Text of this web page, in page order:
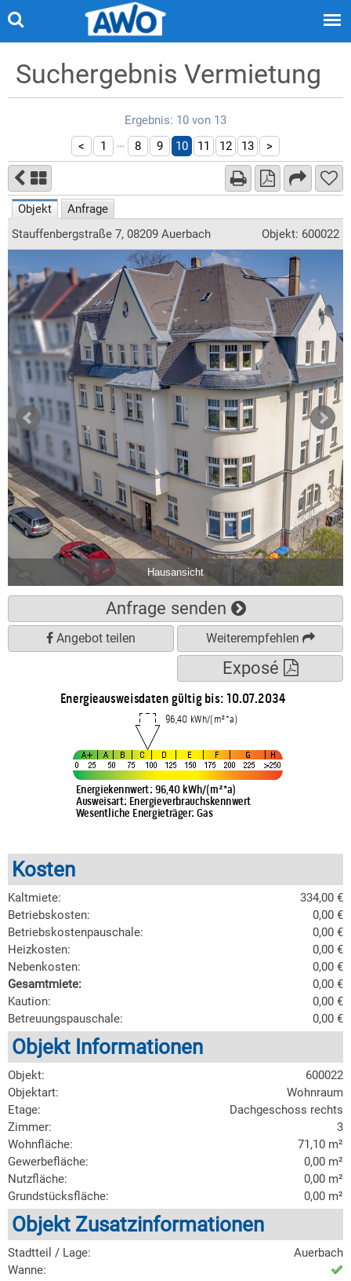
Suchergebnis Vermietung
Ergebnis: 10 von 13
<
1 … 8 9 10 11 12 13 >
Objekt
Anfrage
Stauffenbergstraße 7, 08209 Auerbach
Objekt: 600022
Hausansicht
Kosten
Kaltmiete:
334,00 €
Betriebskosten:
0,00 €
Betriebskostenpauschale:
0,00 €
Heizkosten:
0,00 €
Nebenkosten:
0,00 €
Gesamtmiete:
0,00 €
Kaution:
0,00 €
Betreuungspauschale:
0,00 €
Objekt Informationen
Objekt:
600022
Objektart:
Wohnraum
Etage:
Dachgeschoss rechts
Zimmer:
3
Wohnfläche:
71,10 m²
Gewerbefläche:
0,00 m²
Nutzfläche:
0,00 m²
Grundstücksfläche:
0,00 m²
Objekt Zusatzinformationen
Stadtteil / Lage:
Auerbach
Wanne: